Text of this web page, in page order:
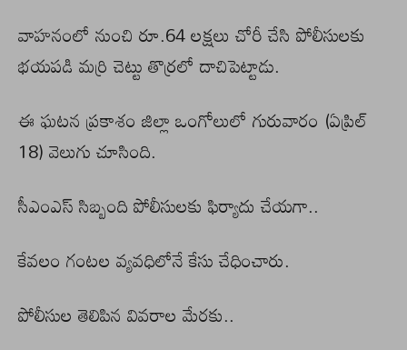
వాహనంలో నుంచి రూ.64 లక్షలు చోరీ చేసి పోలీసులకు
భయపడి మర్రి చెట్టు తొర్రలో దాచిపెట్టాడు.
ఈ ఘటన ప్రకాశం జిల్లా ఒంగోలులో గురువారం (ఏప్రిల్‌
18) వెలుగు చూసింది.
సీఎంఎస్‌ సిబ్బంది పోలీసులకు ఫిర్యాదు చేయగా..
కేవలం గంటల వ్యవధిలోనే కేసు చేధించారు.
పోలీసుల తెలిపిన వివరాల మేరకు..